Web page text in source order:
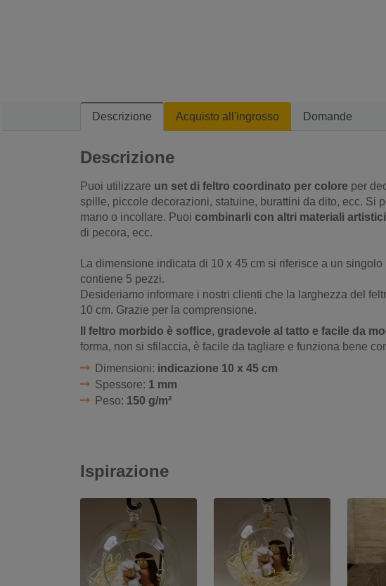
Descrizione Acquisto all'ingrosso Domande
Descrizione
Puoi utilizzare un set di feltro coordinato per colore per
spille, piccole decorazioni, statuine, burattini da dito, ecc. Si
mano o incollare. Puoi combinarli con altri materiali artistici
di pecora, ecc.
La dimensione indicata di 10 x 45 cm si riferisce a un
contiene 5 pezzi.
Desideriamo informare i nostri clienti che la larghezza del
10 cm. Grazie per la comprensione.
Il feltro morbido è soffice, gradevole al tatto e facile da
forma, non si sfilaccia, è facile da tagliare e funziona bene
Dimensioni: indicazione 10 x 45 cm
Spessore: 1 mm
Peso: 150 g/m²
Ispirazione